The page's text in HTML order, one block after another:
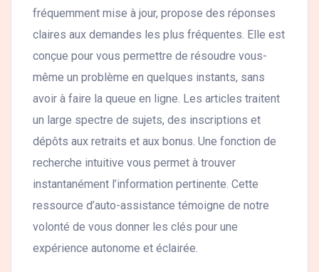
fréquemment mise à jour, propose des réponses
claires aux demandes les plus fréquentes. Elle est
conçue pour vous permettre de résoudre vous-
même un problème en quelques instants, sans
avoir à faire la queue en ligne. Les articles traitent
un large spectre de sujets, des inscriptions et
dépôts aux retraits et aux bonus. Une fonction de
recherche intuitive vous permet à trouver
instantanément l’information pertinente. Cette
ressource d’auto-assistance témoigne de notre
volonté de vous donner les clés pour une
expérience autonome et éclairée.